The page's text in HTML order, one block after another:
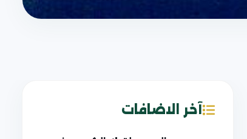
آخر الاضافات